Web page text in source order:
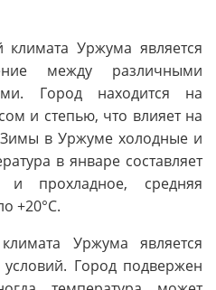
Уржума является
между различными
Город находится на
и степью, что влияет на
в Уржуме холодные и
в январе составляет
и прохладное, средняя
+20°C.
Уржума является
Город подвержен